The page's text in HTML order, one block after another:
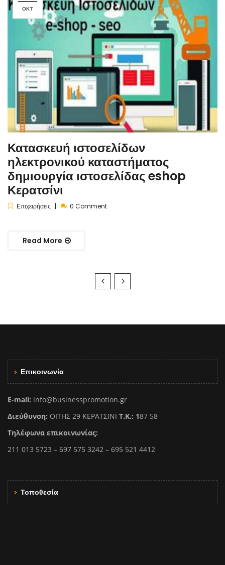
ΟΚΤ
Κατασκευή ιστοσελίδων
ηλεκτρονικού καταστήματος
δημιουργία ιστοσελίδας eshop
Κερατσίνι
Επιχειρήσεις 0 Comment
Read More
Επικοινωνία
E-mail: info@businesspromotion.gr
Διεύθυνση: ΟΙΤΗΣ 29 ΚΕΡΑΤΣΙΝΙ Τ.Κ.: 187 58
Τηλέφωνα επικοινωνίας:
211 013 5723 – 697 575 3242 – 695 521 4412
Τοποθεσία